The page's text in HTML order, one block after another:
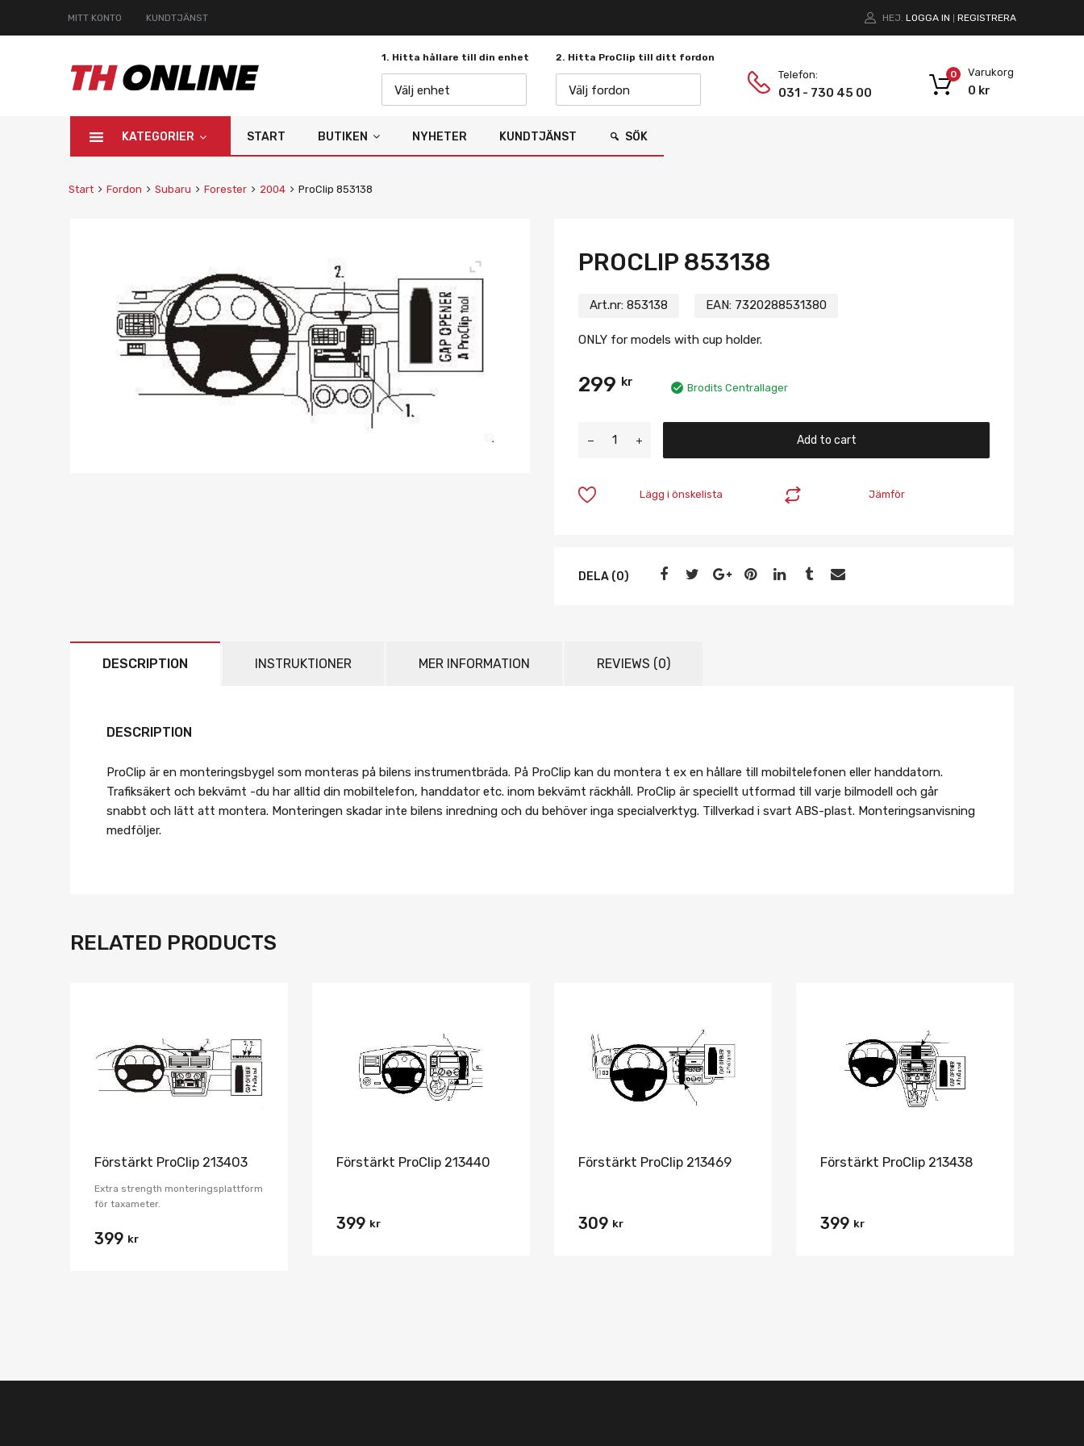
MITT KONTO KUNDTJÄNST HEJ. LOGGA IN REGISTRERA
1. Hitta hållare till din enhet
Välj enhet
2. Hitta ProClip till ditt fordon
Välj fordon
Telefon:
031 - 730 45 00
Varukorg
0 kr
0
KATEGORIER START BUTIKEN NYHETER KUNDTJÄNST SÖK
Start Fordon Subaru Forester 2004 ProClip 853138
PROCLIP 853138
Art.nr: 853138 EAN: 7320288531380
ONLY for models with cup holder.
299 kr Brodits Centrallager
Add to cart
Jämför
Lägg i önskelista
DELA (0)
DESCRIPTION INSTRUKTIONER MER INFORMATION REVIEWS (0)
DESCRIPTION
ProClip är en monteringsbygel som monteras på bilens instrumentbräda. På ProClip kan du montera t ex en hållare till mobiltelefonen eller handdatorn.
Trafiksäkert och bekvämt -du har alltid din mobiltelefon, handdator etc. inom bekvämt räckhåll. ProClip är speciellt utformad till varje bilmodell och går
snabbt och lätt att montera. Monteringen skadar inte bilens inredning och du behöver inga specialverktyg. Tillverkad i svart ABS-plast. Monteringsanvisning
medföljer.
RELATED PRODUCTS
Förstärkt ProClip 213403
Extra strength monteringsplattform
för taxameter.
399 kr
Förstärkt ProClip 213440
399 kr
Förstärkt ProClip 213469
309 kr
Förstärkt ProClip 213438
399 kr